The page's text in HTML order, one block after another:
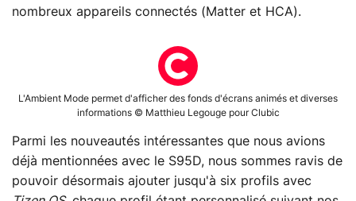
nombreux appareils connectés (Matter et HCA).
L'Ambient Mode permet d'afficher des fonds d'écrans animés et diverses
informations © Matthieu Legouge pour Clubic
Parmi les nouveautés intéressantes que nous avions
déjà mentionnées avec le S95D, nous sommes ravis de
pouvoir désormais ajouter jusqu'à six profils avec